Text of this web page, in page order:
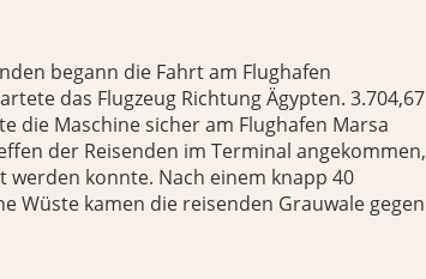
begann die Fahrt am Flughafen
das Flugzeug Richtung Ägypten. 3.704,67
die Maschine sicher am Flughafen Marsa
der Reisenden im Terminal angekommen,
konnte. Nach einem knapp 40
Wüste kamen die reisenden Grauwale gegen